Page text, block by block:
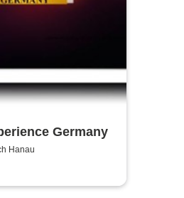
Germany
Hanau